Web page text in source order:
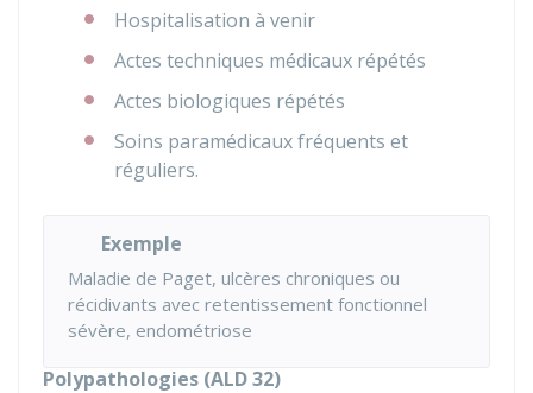
Hospitalisation à venir
Actes techniques médicaux répétés
Actes biologiques répétés
Soins paramédicaux fréquents et
réguliers.
Exemple
Maladie de Paget, ulcères chroniques ou
récidivants avec retentissement fonctionnel
sévère, endométriose
Polypathologies (ALD 32)